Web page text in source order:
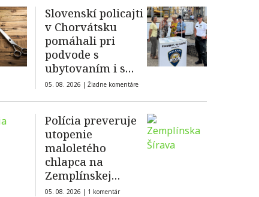
Slovenskí policajti
v Chorvátsku
pomáhali pri
podvode s
ubytovaním i s
defektom
05. 08. 2026 | Žiadne komentáre
Polícia preveruje
utopenie
maloletého
chlapca na
Zemplínskej
šírave
05. 08. 2026 | 1 komentár